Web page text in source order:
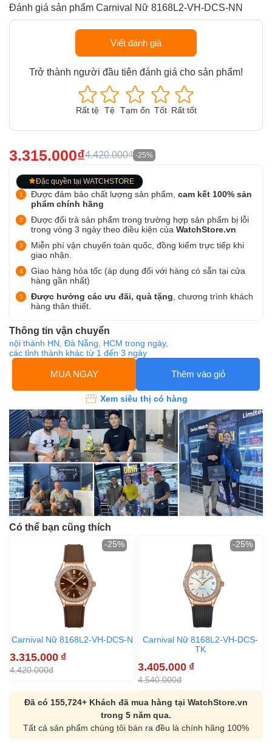
Đánh giá sản phẩm Carnival Nữ 8168L2-VH-DCS-NN
Viết đánh giá
Trở thành người đầu tiên đánh giá cho sản phẩm!
Rất tệ Tệ Tạm ổn Tốt Rất tốt
3.315.000₫4.420.000₫ -25%
Đặc quyền tại WATCHSTORE
Được đảm bảo chất lượng sản phẩm, cam kết 100% sản
phẩm chính hãng
Được đổi trả sản phẩm trong trường hợp sản phẩm bị lỗi
trong vòng 3 ngày theo điều kiện của WatchStore.vn
Miễn phí vận chuyển toàn quốc, đồng kiểm trực tiếp khi
giao nhận.
Giao hàng hỏa tốc (áp dụng đối với hàng có sẵn tại cửa
hàng gần nhất)
Được hưởng các ưu đãi, quà tặng , chương trình khách
hàng thân thiết.
Thông tin vận chuyển
nội thành HN, Đà Nẵng, HCM trong ngày,
các tỉnh thành khác từ 1 đến 3 ngày
MUA NGAY Thêm vào giỏ
Xem siêu thị có hàng
Có thể bạn cũng thích
Carnival Nữ 8168L2-VH-DCS-N
3.315.000 ₫
4.420.000đ
-25%
Carnival Nữ 8168L2-VH-DCS-
TK
3.405.000 ₫
4.540.000đ
-25%
Đã có 155,724+ Khách đã mua hàng tại WatchStore.vn
trong 5 năm qua.
Tất cả sản phẩm chúng tôi bán ra đều là chính hãng 100%